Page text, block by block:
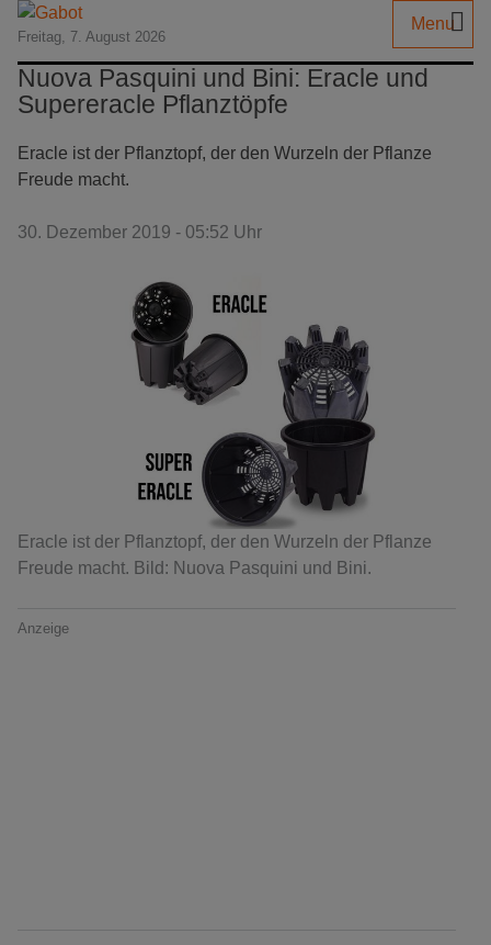
Freitag, 7. August 2026
Menu
Nuova Pasquini und Bini: Eracle und
Supereracle Pflanztöpfe
Eracle ist der Pflanztopf, der den Wurzeln der Pflanze
Freude macht.
30. Dezember 2019 - 05:52 Uhr
Eracle ist der Pflanztopf, der den Wurzeln der Pflanze
Freude macht. Bild: Nuova Pasquini und Bini.
Anzeige